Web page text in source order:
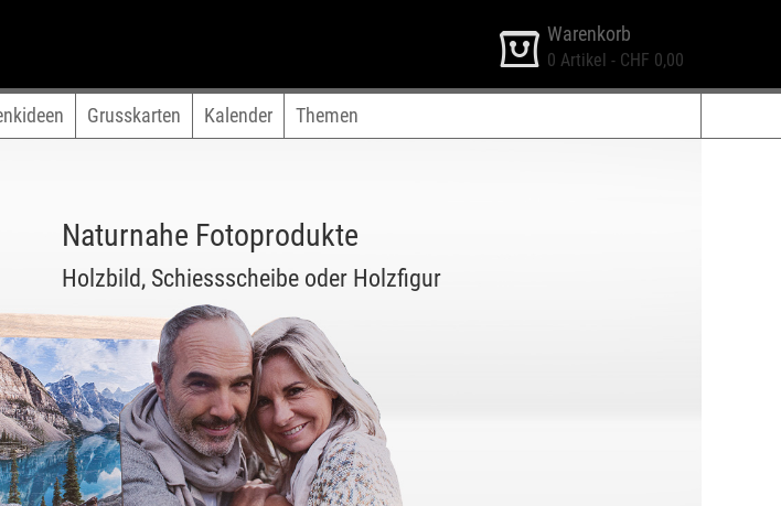
Warenkorb
0 Artikel - CHF 0,00
Grusskarten Kalender Themen
Naturnahe Fotoprodukte
Holzbild, Schiessscheibe oder Holzfigur